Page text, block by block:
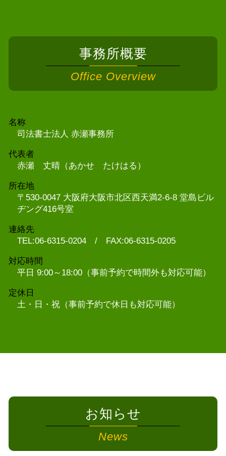
事務所概要
Office Overview
名称
司法書士法人 赤瀬事務所
代表者
赤瀬 丈晴（あかせ たけはる）
所在地
〒530-0047 大阪府大阪市北区西天満2-6-8 堂島ビル
ヂング416号室
連絡先
TEL:06-6315-0204 / FAX:06-6315-0205
対応時間
平日 9:00～18:00（事前予約で時間外も対応可能）
定休日
土・日・祝（事前予約で休日も対応可能）
お知らせ
News